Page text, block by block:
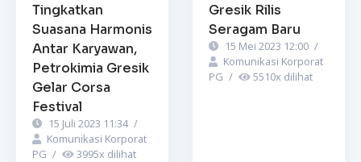
Tingkatkan
Suasana Harmonis
Antar Karyawan,
Petrokimia Gresik
Gelar Corsa
Festival
15 Juli 2023 11:34 /
Komunikasi Korporat
PG / 3995x dilihat
Gresik Rilis
Seragam Baru
15 Mei 2023 12:00 /
Komunikasi Korporat
PG / 5510x dilihat